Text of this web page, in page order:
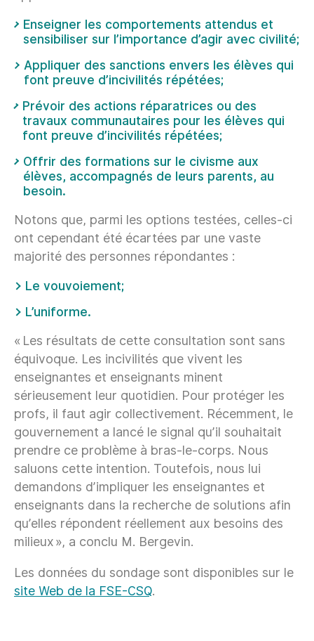
Enseigner les comportements attendus et
sensibiliser sur l’importance d’agir avec civilité;
Appliquer des sanctions envers les élèves qui
font preuve d’incivilités répétées;
Prévoir des actions réparatrices ou des
travaux communautaires pour les élèves qui
font preuve d’incivilités répétées;
Offrir des formations sur le civisme aux
élèves, accompagnés de leurs parents, au
besoin.
Notons que, parmi les options testées, celles-ci
ont cependant été écartées par une vaste
majorité des personnes répondantes :
Le vouvoiement;
L’uniforme.
« Les résultats de cette consultation sont sans
équivoque. Les incivilités que vivent les
enseignantes et enseignants minent
sérieusement leur quotidien. Pour protéger les
profs, il faut agir collectivement. Récemment, le
gouvernement a lancé le signal qu’il souhaitait
prendre ce problème à bras-le-corps. Nous
saluons cette intention. Toutefois, nous lui
demandons d’impliquer les enseignantes et
enseignants dans la recherche de solutions afin
qu’elles répondent réellement aux besoins des
milieux », a conclu M. Bergevin.
Les données du sondage sont disponibles sur le
site Web de la FSE-CSQ.